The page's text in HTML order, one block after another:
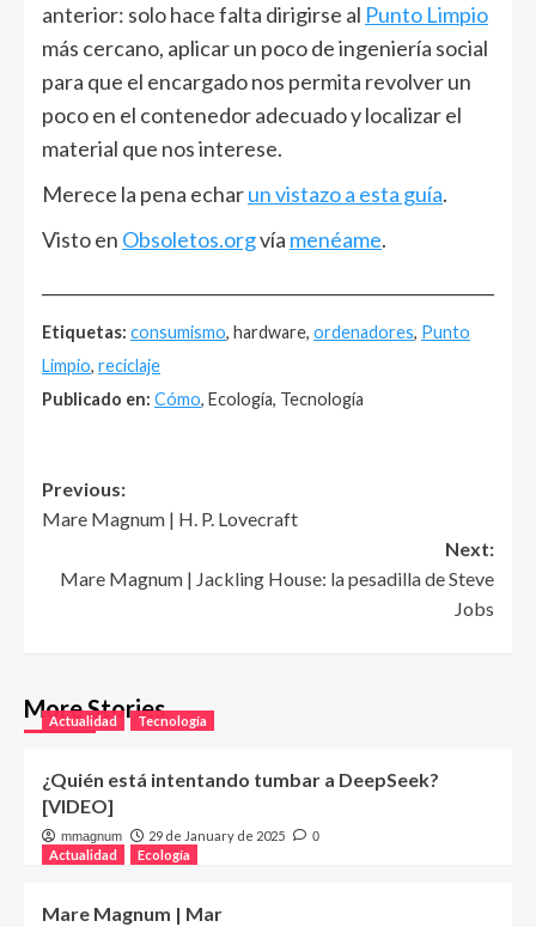
anterior: solo hace falta dirigirse al Punto Limpio
más cercano, aplicar un poco de ingeniería social
para que el encargado nos permita revolver un
poco en el contenedor adecuado y localizar el
material que nos interese.
Merece la pena echarun vistazo a esta guía.
Visto en Obsoletos.orgvía menéame.
Etiquetas: consumismo, hardware, ordenadores, Punto
Limpio, reciclaje
Publicado en: Cómo, Ecología, Tecnología
Post
navigation
Previous:
Mare Magnum | H. P. Lovecraft
Next:
Mare Magnum | Jackling House: la pesadilla de Steve
Jobs
More Stories
Actualidad Tecnología
¿Quién está intentando tumbar a DeepSeek?
[VIDEO]
mmagnum 29 de January de 2025 0
Actualidad Ecología
Mare Magnum | Mar